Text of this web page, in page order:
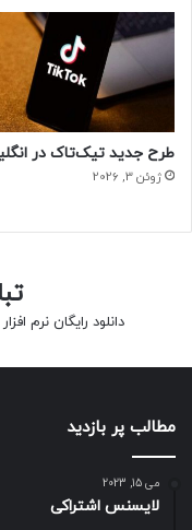
طرح جدید تیک‌تاک در
ژوئن 3, 2026
دانلود رایگان نرم افزار
مطالب پر بازدید
می 15, 2023
لایسنس اشتراکی